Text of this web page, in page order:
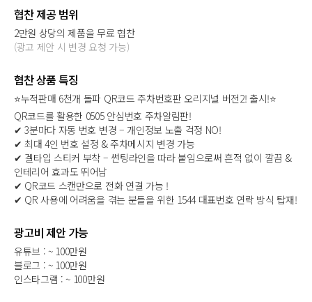
협찬 제공 범위
2만원 상당의 제품을 무료 협찬
(광고 제안 시 변경 요청 가능)
협찬 상품 특징
⭐누적판매 6천개 돌파 QR코드 주차번호판 오리지널 버전2! 출시!⭐
QR코드를 활용한 0505 안심번호 주차알림판!
✔ 3분마다 자동 번호 변경 – 개인정보 노출 걱정 NO!
✔ 최대 4인 번호 설정 & 주차메시지 변경 가능
✔ 겔타입 스티커 부착 – 썬팅라인을 따라 붙임으로써 흔적 없이 깔끔 &
인테리어 효과도 뛰어남
✔ QR코드 스캔만으로 전화 연결 가능 !
✔ QR 사용에 어려움을 겪는 분들을 위한 1544 대표번호 연락 방식 탑재!
광고비 제안 가능
유튜브 : ~ 100만원
블로그 : ~ 100만원
인스타그램 : ~ 100만원